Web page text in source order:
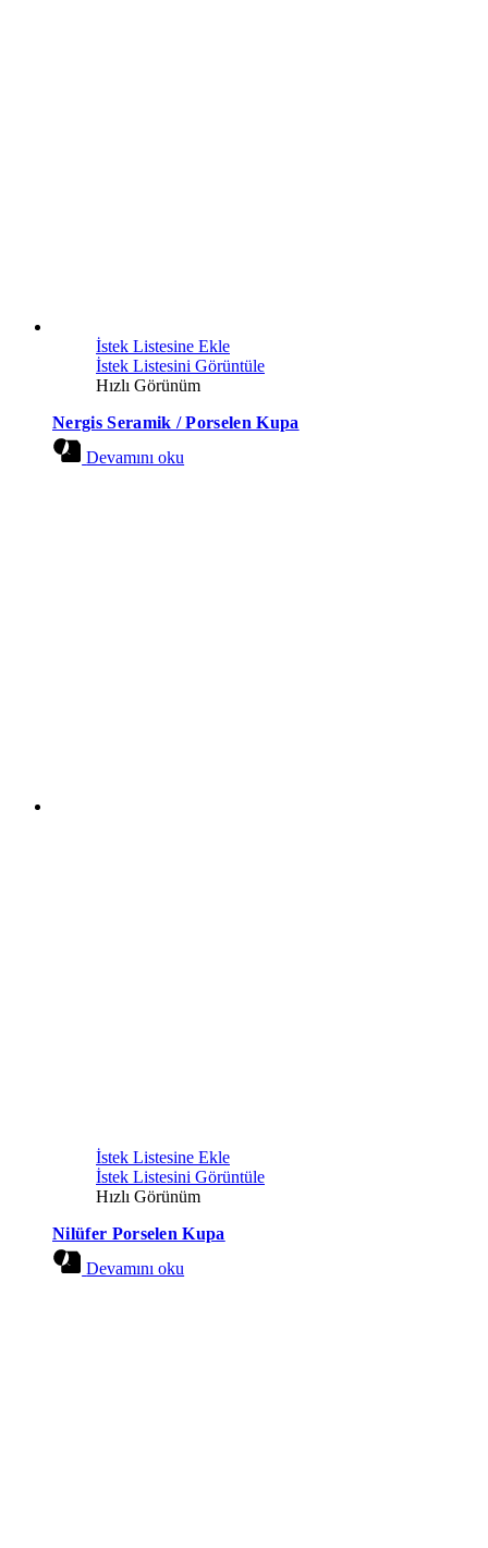
İstek Listesine Ekle
İstek Listesini Görüntüle
Hızlı Görünüm
Nergis Seramik / Porselen Kupa
Devamını oku
İstek Listesine Ekle
İstek Listesini Görüntüle
Hızlı Görünüm
Nilüfer Porselen Kupa
Devamını oku